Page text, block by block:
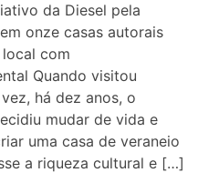
da Diesel pela
onze casas autorais
com
Quando visitou
há dez anos, o
mudar de vida e
uma casa de veraneio
a riqueza cultural e […]